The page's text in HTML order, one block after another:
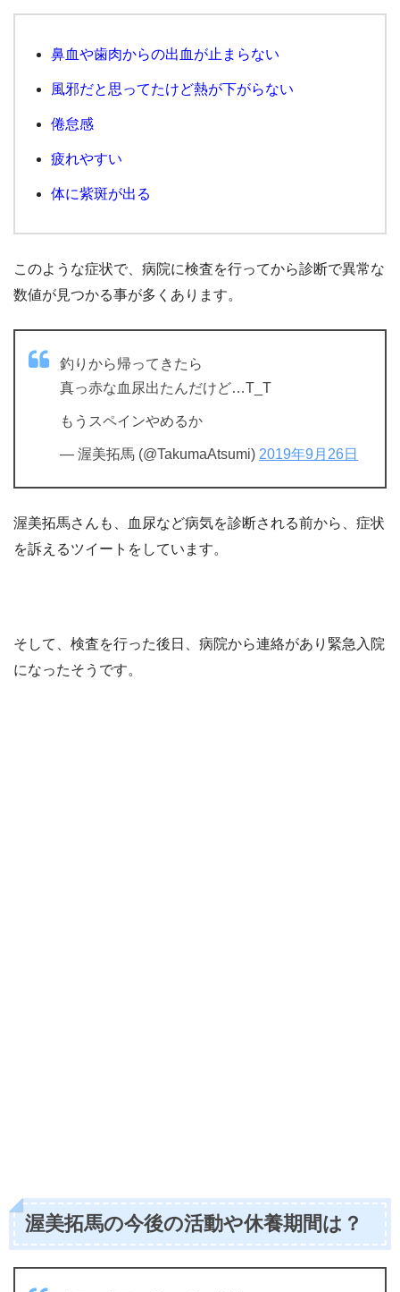
鼻血や歯肉からの出血が止まらない
風邪だと思ってたけど熱が下がらない
倦怠感
疲れやすい
体に紫斑が出る
このような症状で、病院に検査を行ってから診断で異常な
数値が見つかる事が多くあります。
釣りから帰ってきたら
真っ赤な血尿出たんだけど…T_T
もうスペインやめるか
— 渥美拓馬 (@TakumaAtsumi) 2019年9月26日
渥美拓馬さんも、血尿など病気を診断される前から、症状
を訴えるツイートをしています。
そして、検査を行った後日、病院から連絡があり緊急入院
になったそうです。
渥美拓馬の今後の活動や休養期間は？